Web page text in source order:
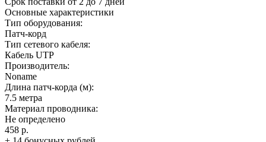
Основные характеристики
Тип оборудования:
Патч-корд
Тип сетевого кабеля:
Кабель UTP
Производитель:
Noname
Длина патч-корда (м):
7.5 метра
Материал проводника:
Не определено
458 р.